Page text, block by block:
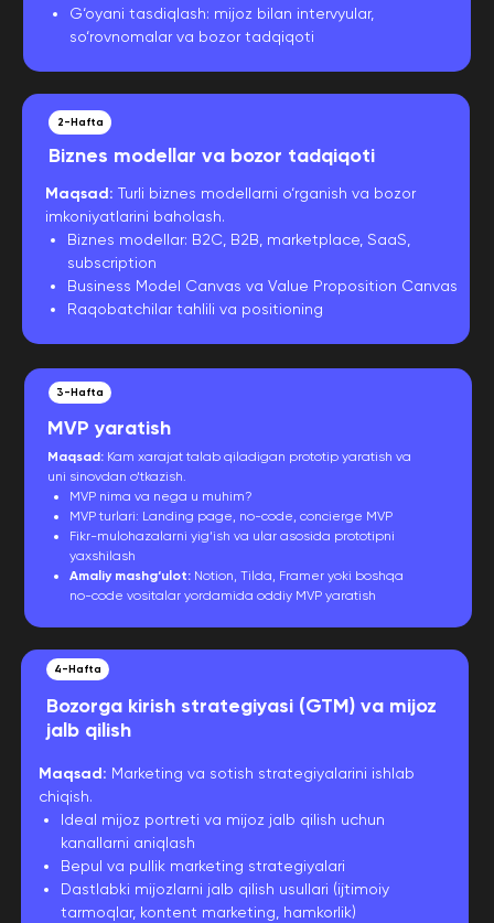
4-Hafta
Bozorga kirish strategiyasi (GTM) va mijoz
jalb qilish
Maqsad: Marketing va sotish strategiyalarini ishlab
chiqish.
Ideal mijoz portreti va mijoz jalb qilish uchun
kanallarni aniqlash
Bepul va pullik marketing strategiyalari
Dastlabki mijozlarni jalb qilish usullari (ijtimoiy
tarmoqlar, kontent marketing, hamkorlik)
3-Hafta
MVP yaratish
Maqsad: Kam xarajat talab qiladigan prototip yaratish va
uni sinovdan o‘tkazish.
MVP nima va nega u muhim?
MVP turlari: Landing page, no-code, concierge MVP
Fikr-mulohazalarni yig‘ish va ular asosida prototipni
yaxshilash
Amaliy mashg‘ulot: Notion, Tilda, Framer yoki boshqa
no-code vositalar yordamida oddiy MVP yaratish
2-Hafta
Biznes modellar va bozor tadqiqoti
Maqsad: Turli biznes modellarni o‘rganish va bozor
imkoniyatlarini baholash.
Biznes modellar: B2C, B2B, marketplace, SaaS,
subscription
Business Model Canvas va Value Proposition Canvas
Raqobatchilar tahlili va positioning
G‘oyani tasdiqlash: mijoz bilan intervyular,
so‘rovnomalar va bozor tadqiqoti